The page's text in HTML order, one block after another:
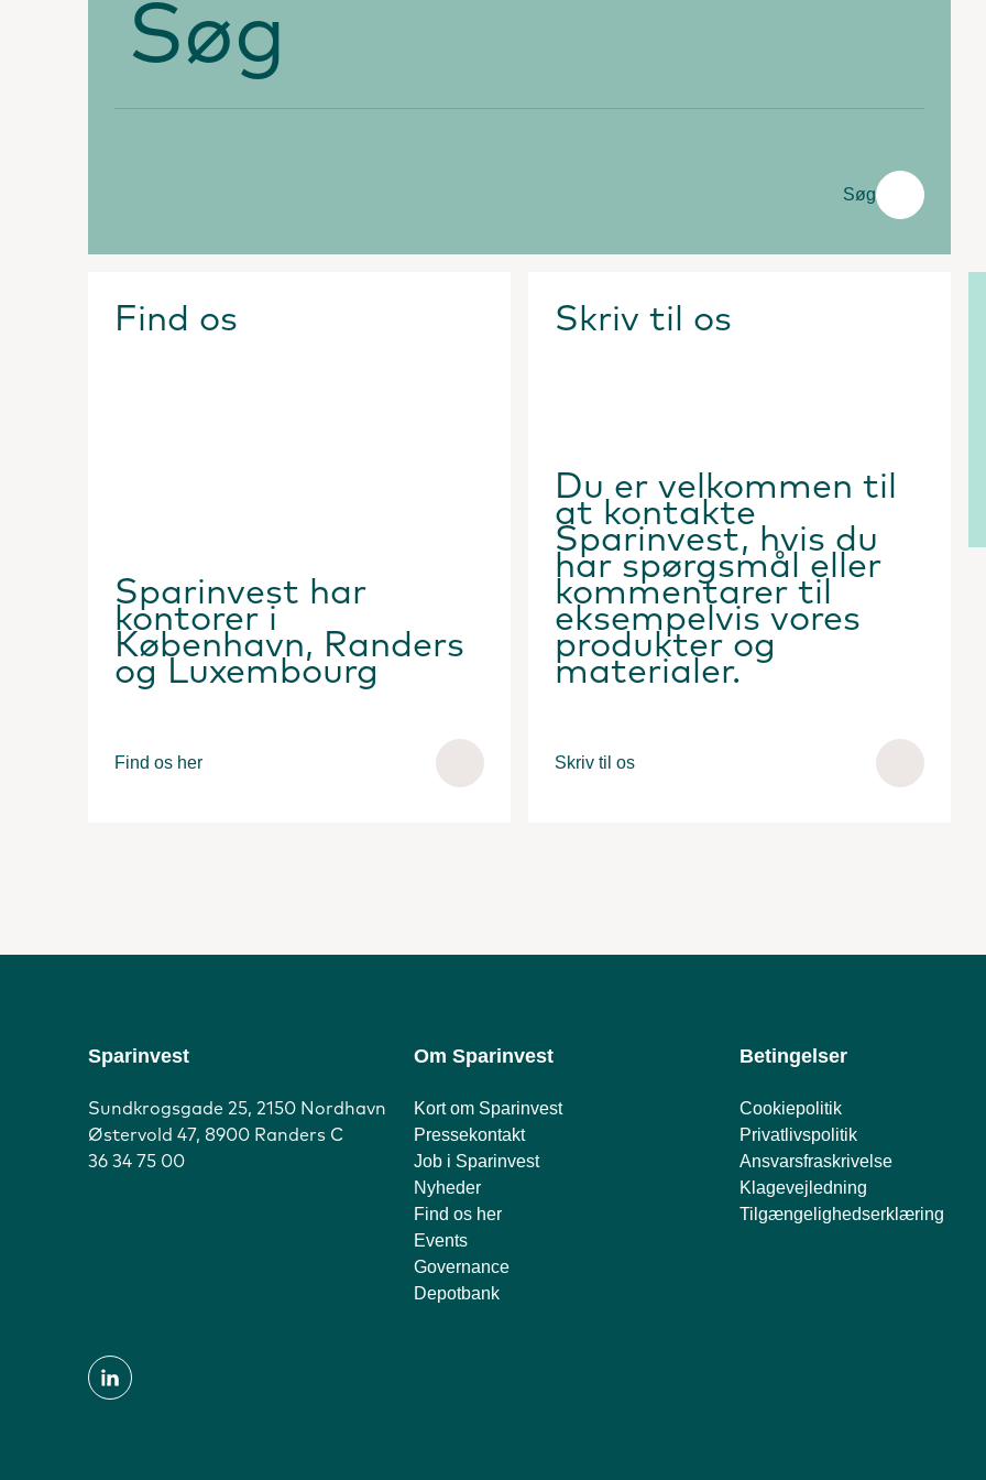
Søg
Find os
Sparinvest har
kontorer i
København, Randers
og Luxembourg
Find os her
Skriv til os
Du er velkommen til
at kontakte
Sparinvest, hvis du
har spørgsmål eller
kommentarer til
eksempelvis vores
produkter og
materialer.
Skriv til os
Sparinvest
Sundkrogsgade 25, 2150 Nordhavn
Østervold 47, 8900 Randers C
36 34 75 00
Om Sparinvest
Kort om Sparinvest
Pressekontakt
Job i Sparinvest
Nyheder
Find os her
Events
Governance
Depotbank
Betingelser
Cookiepolitik
Privatlivspolitik
Ansvarsfraskrivelse
Klagevejledning
Tilgængelighedserklæring